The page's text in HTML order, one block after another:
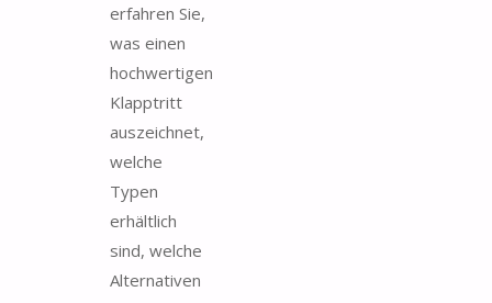
erfahren Sie,
was einen
hochwertigen
Klapptritt
auszeichnet,
welche
Typen
erhältlich
sind, welche
Alternativen